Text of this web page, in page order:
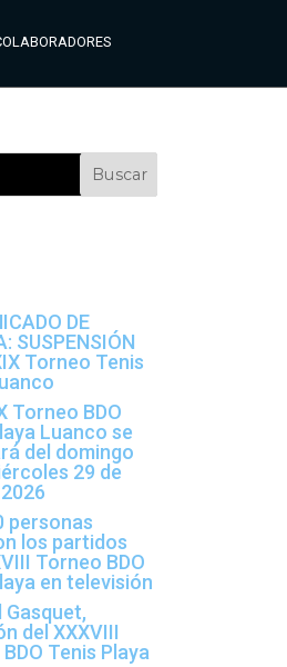
DE
SUSPENSIÓN
Torneo Tenis
Torneo BDO
Luanco se
del domingo
29 de
personas
los partidos
Torneo BDO
en televisión
Gasquet,
del XXXVIII
Tenis Playa